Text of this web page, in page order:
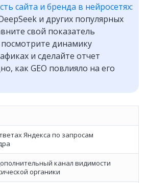
сайта и бренда в нейросетях:
и других популярных
свой показатель
динамику
и сделайте отчет
как GEO повлияло на его
Яндекса по запросам
канал видимости
органики